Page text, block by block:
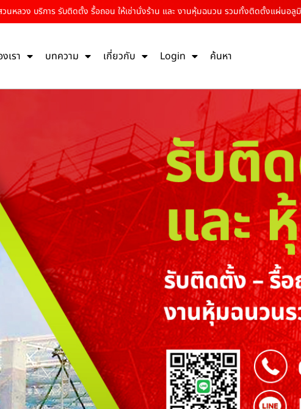
นหลวง บริการ รับติดตั้ง รื้อถอน ให้เช่านั่งร้าน และ งานหุ้มฉนวน รวมทั้งติดตั้งแผ่นอลู
เรา บทความ เกี่ยวกับ Login ค้นหา